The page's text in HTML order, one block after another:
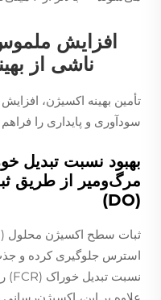
افزایش
ناشی از
تأمین بهینه اکسیژن،
سودآوری و پایداری را
مرگ‌ومیر از طریق
(DO)
استرس جلوگیری کرده و